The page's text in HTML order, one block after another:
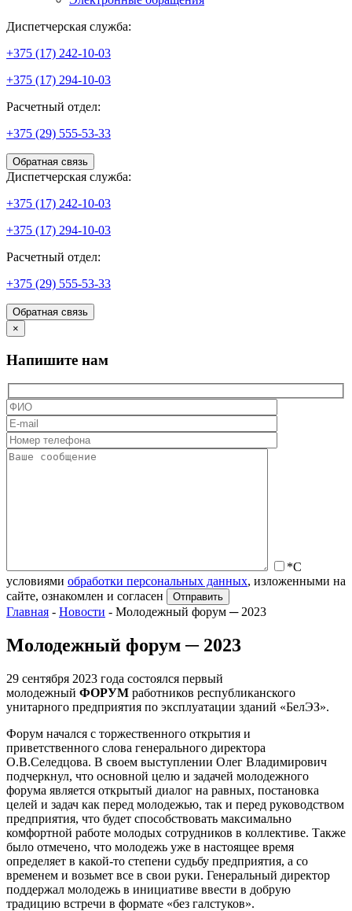
Диспетчерская служба:
+375 (17) 242-10-03
+375 (17) 294-10-03
Расчетный отдел:
+375 (29) 555-53-33
Обратная связь
Диспетчерская служба:
+375 (17) 242-10-03
+375 (17) 294-10-03
Расчетный отдел:
+375 (29) 555-53-33
Обратная связь
×
Напишите нам
*С
условиями обработки персональных данных, изложенными на
сайте, ознакомлен и согласен
Главная - Новости - Молодежный форум ─ 2023
Молодежный форум ─ 2023
29 сентября 2023 года состоялся первый
молодежный ФОРУМ работников республиканского
унитарного предприятия по эксплуатации зданий «БелЭЗ».
Форум начался с торжественного открытия и
приветственного слова генерального директора
О.В.Селедцова. В своем выступлении Олег Владимирович
подчеркнул, что основной целю и задачей молодежного
форума является открытый диалог на равных, постановка
целей и задач как перед молодежью, так и перед руководством
предприятия, что будет способствовать максимально
комфортной работе молодых сотрудников в коллективе. Также
было отмечено, что молодежь уже в настоящее время
определяет в какой-то степени судьбу предприятия, а со
временем и возьмет все в свои руки. Генеральный директор
поддержал молодежь в инициативе ввести в добрую
традицию встречи в формате «без галстуков».